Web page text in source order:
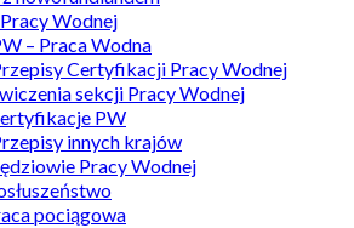
Wodnej
– Praca Wodna
Certyfikacji Pracy Wodnej
sekcji Pracy Wodnej
PW
innych krajów
Pracy Wodnej
pociągowa